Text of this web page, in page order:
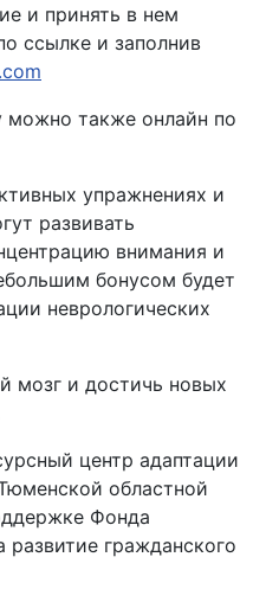
и принять в нем
ссылке и заполнив
можно также онлайн по
упражнениях и
развивать
внимания и
бонусом будет
неврологических
мозг и достичь новых
центр адаптации
областной
Фонда
развитие гражданского